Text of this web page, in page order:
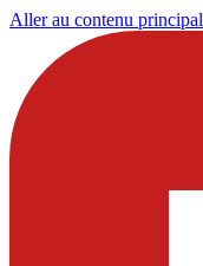
Aller au contenu principal